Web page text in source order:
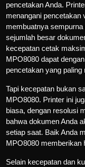
pencetakan Anda.
menangani pencetakan
membuatnya
sejumlah besar
kecepatan cetak
MPO8080 dapat
pencetakan yang paling
Tapi kecepatan bukan
MPO8080. Printer ini
biasa, dengan resolusi
bahwa dokumen Anda
setiap saat. Baik Anda
MPO8080 memberikan
Selain kecepatan dan